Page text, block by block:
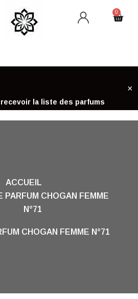
0
Cart
la liste des parfums
×
ACCUEIL
PARFUM CHOGAN FEMME
N°71
CHOGAN FEMME N°71